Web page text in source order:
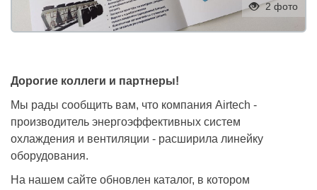
2 фото
Дорогие коллеги и партнеры!
Мы рады сообщить вам, что компания Airtech -
производитель энергоэффективных систем
охлаждения и вентиляции - расширила линейку
оборудования.
На нашем сайте обновлен каталог, в котором